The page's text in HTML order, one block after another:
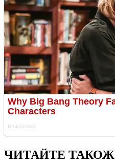
ЧИТАЙТЕ ТАКОЖ